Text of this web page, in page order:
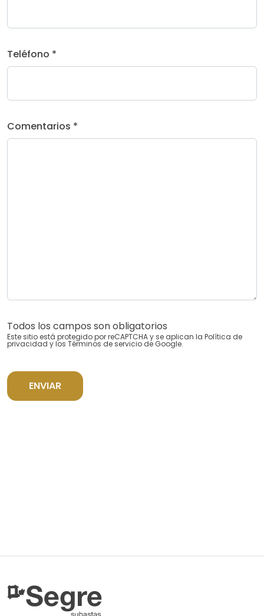
Teléfono *
Comentarios *
Todos los campos son obligatorios
Este sitio está protegido por reCAPTCHA y se aplican la Política de
privacidad y los Términos de servicio de Google.
ENVIAR